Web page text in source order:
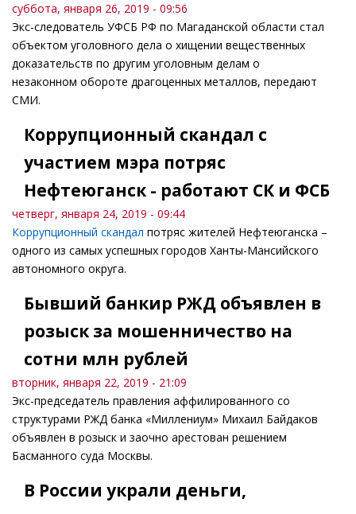
суббота, января 26, 2019 - 09:56
Экс-следователь УФСБ РФ по Магаданской области стал
объектом уголовного дела о хищении вещественных
доказательств по другим уголовным делам о
незаконном обороте драгоценных металлов, передают
СМИ.
Коррупционный скандал с
участием мэра потряс
Нефтеюганск - работают СК и ФСБ
четверг, января 24, 2019 - 09:44
Коррупционный скандал потряс жителей Нефтеюганска –
одного из самых успешных городов Ханты-Мансийского
автономного округа.
Бывший банкир РЖД объявлен в
розыск за мошенничество на
сотни млн рублей
вторник, января 22, 2019 - 21:09
Экс-председатель правления аффилированного со
структурами РЖД банка «Миллениум» Михаил Байдаков
объявлен в розыск и заочно арестован решением
Басманного суда Москвы.
В России украли деньги,